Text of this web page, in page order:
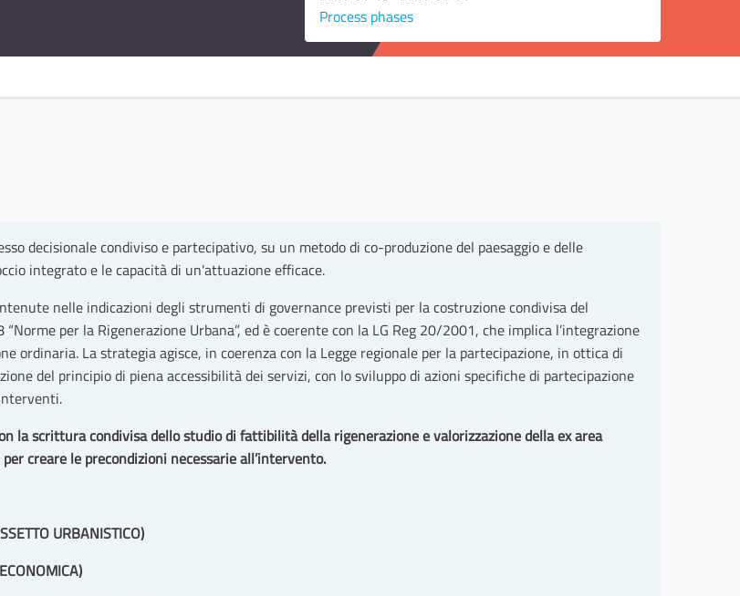
Process phases
decisionale condiviso e partecipativo, su un metodo di co-produzione del paesaggio e delle
integrato e le capacità di un'attuazione efficace.
nelle indicazioni degli strumenti di governance previsti per la costruzione condivisa del
per la Rigenerazione Urbana”, ed è coerente con la LG Reg 20/2001, che implica l’integrazione
ordinaria. La strategia agisce, in coerenza con la Legge regionale per la partecipazione, in ottica di
del principio di piena accessibilità dei servizi, con lo sviluppo di azioni specifiche di partecipazione
la scrittura condivisa dello studio di fattibilità della rigenerazione e valorizzazione della ex area
creare le precondizioni necessarie all’intervento.
URBANISTICO)